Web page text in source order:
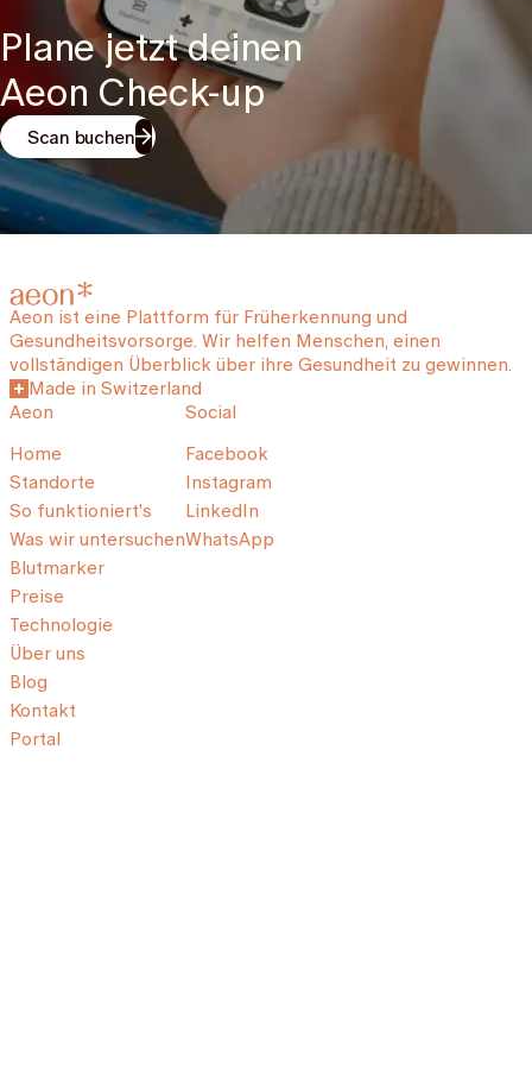
Plane jetzt deinen
Aeon Check-up
Scan buchen
Aeon ist eine Plattform für Früherkennung und
Gesundheitsvorsorge. Wir helfen Menschen, einen
vollständigen Überblick über ihre Gesundheit zu gewinnen.
Made in Switzerland
Aeon
Home
Standorte
So funktioniert's
Was wir untersuchen
Blutmarker
Preise
Technologie
Über uns
Blog
Kontakt
Portal
Social
Facebook
Instagram
LinkedIn
WhatsApp